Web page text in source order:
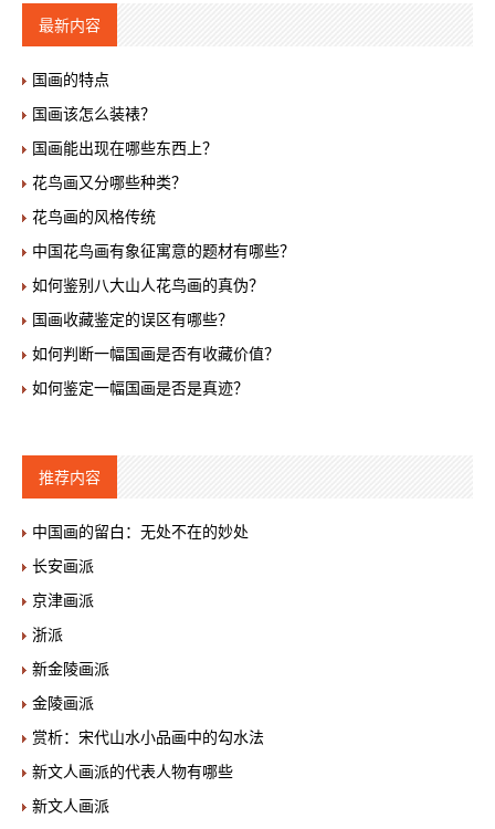
最新内容
国画的特点
国画该怎么装裱？
国画能出现在哪些东西上？
花鸟画又分哪些种类？
花鸟画的风格传统
中国花鸟画有象征寓意的题材有哪些？
如何鉴别八大山人花鸟画的真伪？
国画收藏鉴定的误区有哪些？
如何判断一幅国画是否有收藏价值？
如何鉴定一幅国画是否是真迹？
推荐内容
中国画的留白：无处不在的妙处
长安画派
京津画派
浙派
新金陵画派
金陵画派
赏析：宋代山水小品画中的勾水法
新文人画派的代表人物有哪些
新文人画派